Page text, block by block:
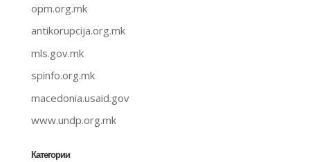
opm.org.mk
antikorupcija.org.mk
mls.gov.mk
spinfo.org.mk
macedonia.usaid.gov
www.undp.org.mk
Категории